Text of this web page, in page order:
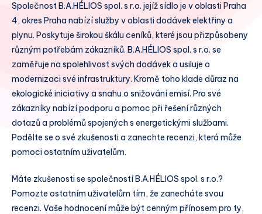
Společnost B.A.HÉLIOS spol. s r.o. jejíž sídlo je v oblasti Praha
4, okres Praha nabízí služby v oblasti dodávek elektřiny a
plynu. Poskytuje širokou škálu ceníků, které jsou přizpůsobeny
různým potřebám zákazníků. B.A.HÉLIOS spol. s r.o. se
zaměřuje na spolehlivost svých dodávek a usiluje o
modernizaci své infrastruktury. Kromě toho klade důraz na
ekologické iniciativy a snahu o snižování emisí. Pro své
zákazníky nabízí podporu a pomoc při řešení různých
dotazů a problémů spojených s energetickými službami.
Podělte se o své zkušenosti a zanechte recenzi, která může
pomoci ostatním uživatelům.
Máte zkušenosti se společností B.A.HÉLIOS spol. s r.o.?
Pomozte ostatním uživatelům tím, že zanecháte svou
recenzi. Vaše hodnocení může být cenným přínosem pro ty,